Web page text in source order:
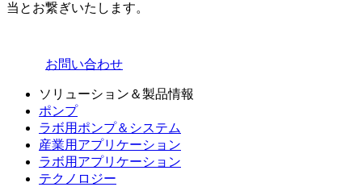
当とお繋ぎいたします。
お問い合わせ
ソリューション＆製品情報
ポンプ
ラボ用ポンプ＆システム
産業用アプリケーション
ラボ用アプリケーション
テクノロジー